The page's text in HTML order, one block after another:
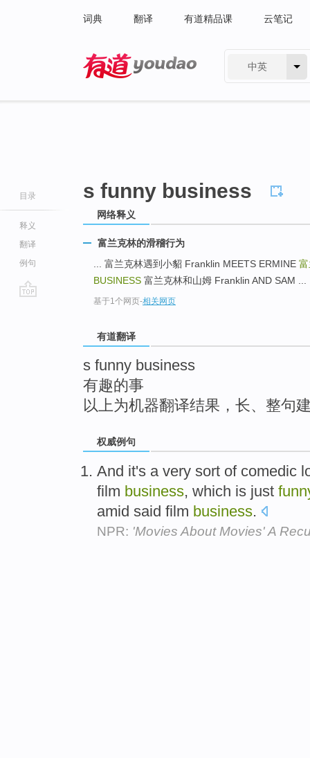
词典 翻译 有道精品课 云笔记
中英
目录
释义
翻译
例句
s funny business
网络释义
富兰克林的滑稽行为
... 富兰克林遇到小貂 Franklin MEETS ERMINE
BUSINESS 富兰克林和山姆 Franklin AND SAM ...
基于1个网页-相关网页
有道翻译
s funny business
有趣的事
以上为机器翻译结果，长、整句
权威例句
And it's a very sort of comedic
film business, which is just
amid said film business.
NPR: 'Movies About Movies' A